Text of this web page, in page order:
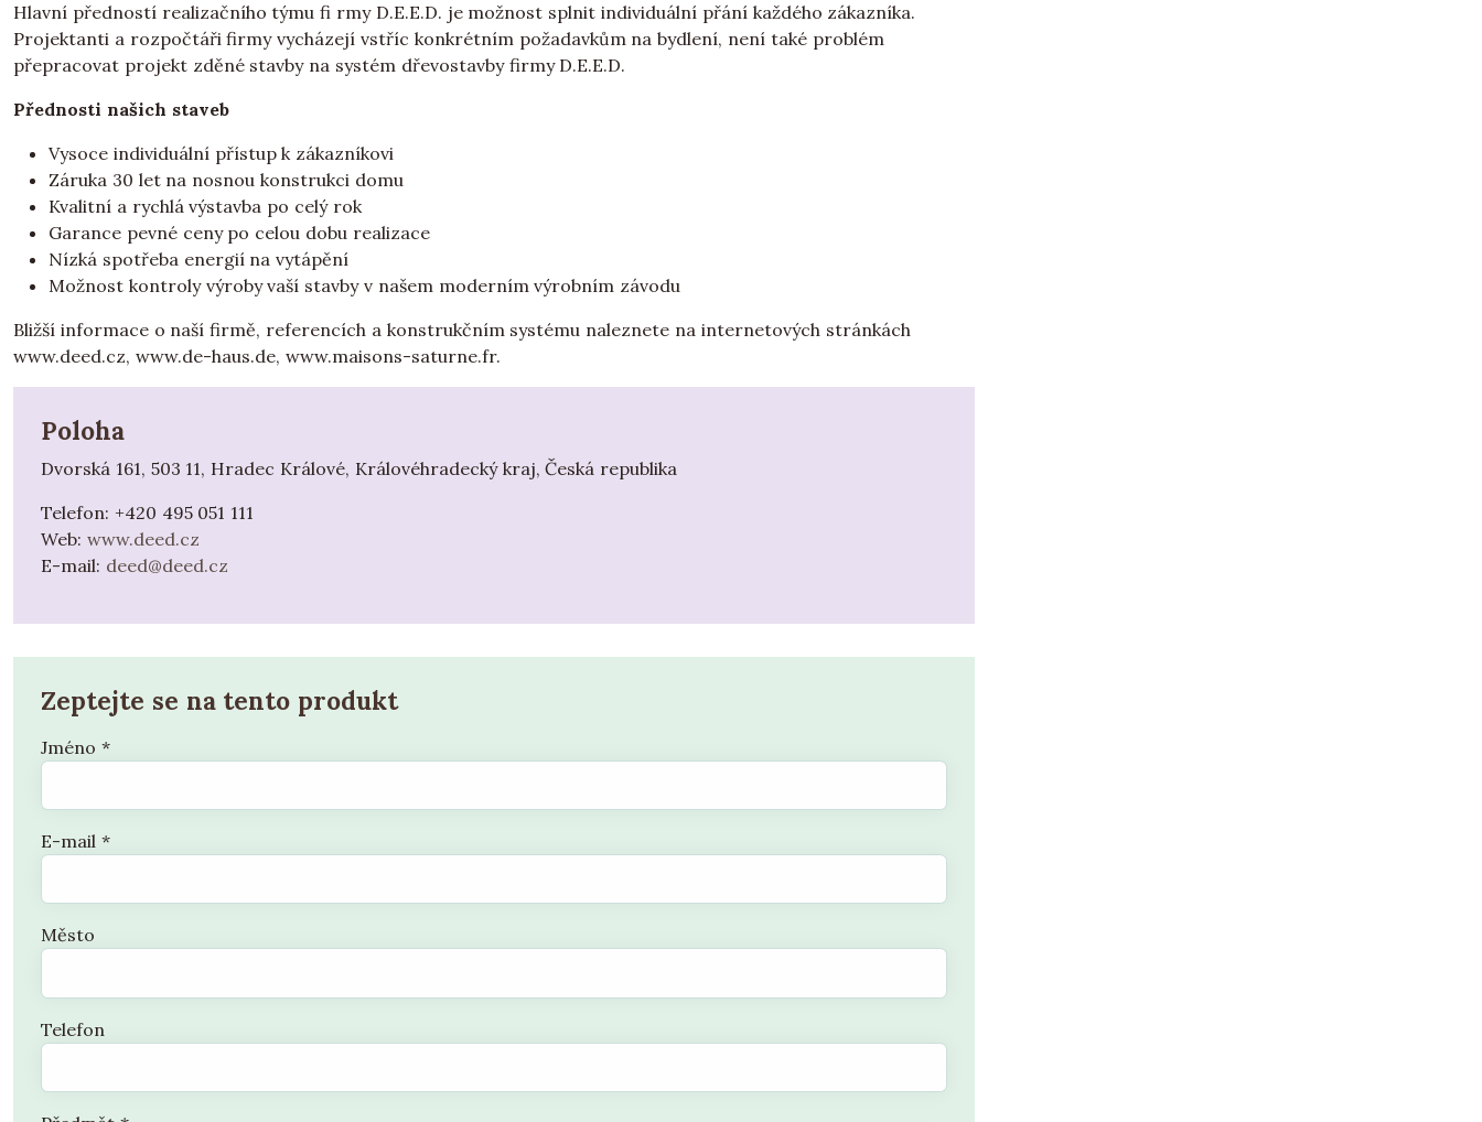
Hlavní předností realizačního týmu fi rmy D.E.E.D. je možnost splnit individuální přání každého zákazníka.
Projektanti a rozpočtáři firmy vycházejí vstříc konkrétním požadavkům na bydlení, není také problém
přepracovat projekt zděné stavby na systém dřevostavby firmy D.E.E.D.
Přednosti našich staveb
Vysoce individuální přístup k zákazníkovi
Záruka 30 let na nosnou konstrukci domu
Kvalitní a rychlá výstavba po celý rok
Garance pevné ceny po celou dobu realizace
Nízká spotřeba energií na vytápění
Možnost kontroly výroby vaší stavby v našem moderním výrobním závodu
Bližší informace o naší firmě, referencích a konstrukčním systému naleznete na internetových stránkách
www.deed.cz, www.de-haus.de, www.maisons-saturne.fr.
Poloha
Dvorská 161, 503 11, Hradec Králové, Královéhradecký kraj, Česká republika
Telefon: +420 495 051 111
Web: www.deed.cz
E-mail: deed@deed.cz
Zeptejte se na tento produkt
Jméno *
E-mail *
Město
Telefon